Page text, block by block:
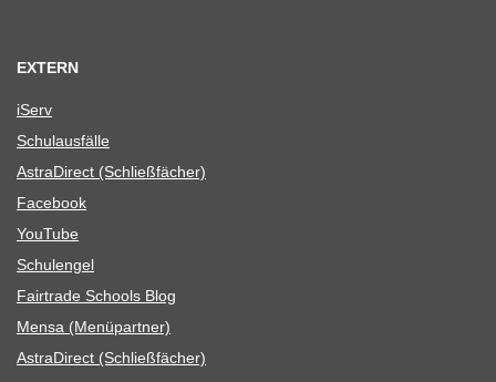
EXTERN
iServ
Schul­aus­fälle
Astra­Di­rect (Schließ­fä­cher)
Face­book
You­Tube
Schul­en­gel
Fair­trade Schools Blog
Mensa (Menü­part­ner)
Astra­Di­rect (Schließ­fä­cher)